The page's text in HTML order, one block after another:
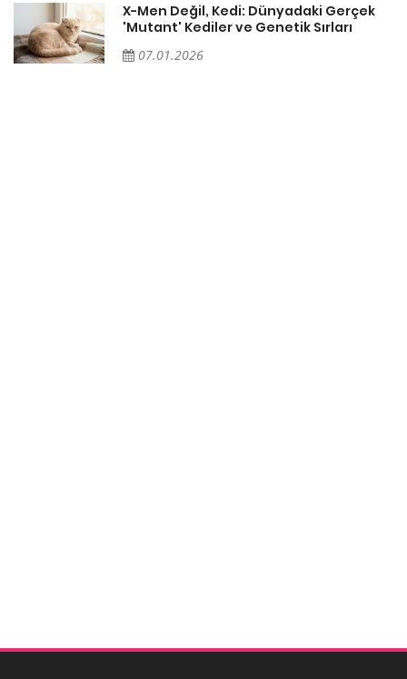
X-Men Değil, Kedi: Dünyadaki Gerçek
'Mutant' Kediler ve Genetik Sırları
07.01.2026